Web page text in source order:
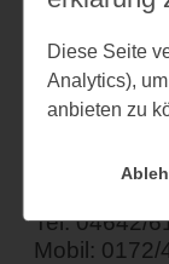
24376
↪ Google
Kontakt
Tel: 04642/
Mobil: 0172/
Diese Seite
Analytics),
anbieten zu